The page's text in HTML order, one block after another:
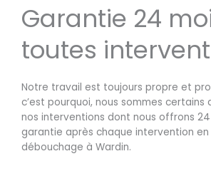
Garantie 24
toutes
Notre travail est toujours propre et
c’est pourquoi, nous sommes certains
nos interventions dont nous offrons
garantie après chaque intervention
débouchage à Wardin.